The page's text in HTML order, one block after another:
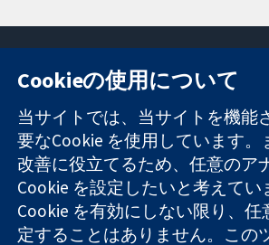
信頼できるエビ
デンスと
情報に基づく意
思決定により
健康のさらなる
11-13 Cavendish
Square
London
W1G 0AN
United Kingdom
Cookieの使用について
当サイトでは、当サイトを機能
要なCookie を使用しています
改善に役立てるため、任意のア
Cookie を設定したいと考えて
Cookie を有効にしない限り、任
定することはありません。この